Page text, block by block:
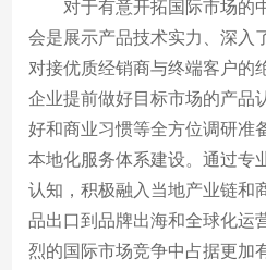
对于有意开拓国际市场的
会是展示产品技术实力、深入
对接优质经销商与终端客户的
企业提前做好目标市场的产品
好和商业习惯等全方位调研准
本地化服务体系建设。通过专
认知，积极融入当地产业链和
品出口到品牌出海和全球化运
烈的国际市场竞争中占据更加